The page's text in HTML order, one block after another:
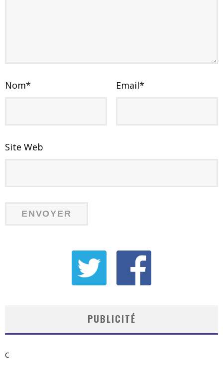
Nom* Email*
Site Web
PUBLICITÉ
C